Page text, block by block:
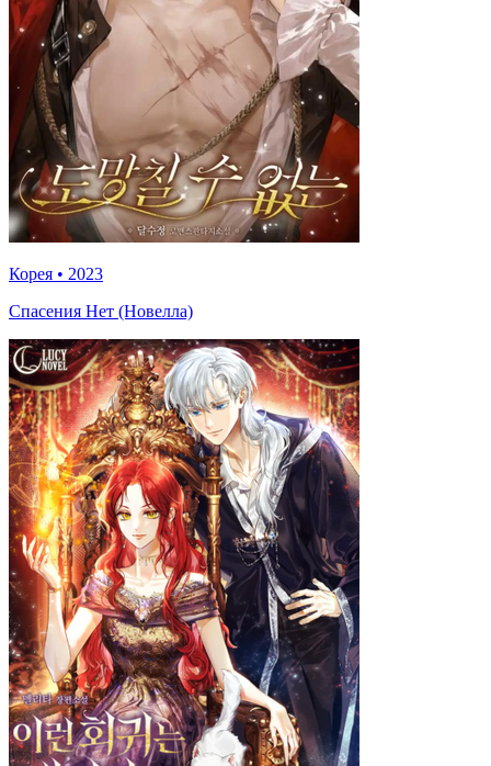
Корея • 2023
Спасения Нет (Новелла)